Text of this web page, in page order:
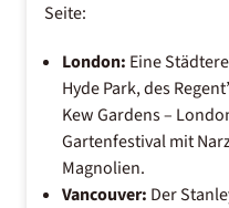
Seite:
London: Eine
Hyde Park, des
Kew Gardens –
Gartenfestival mit
Magnolien.
Vancouver: Der